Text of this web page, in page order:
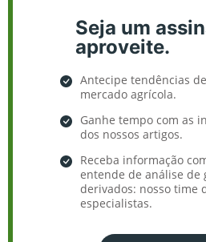
Seja um
aproveite.
Antecipe tendências
mercado agrícola.
Ganhe tempo com as
dos nossos artigos.
Receba informação
entende de análise de
derivados: nosso time
especialistas.